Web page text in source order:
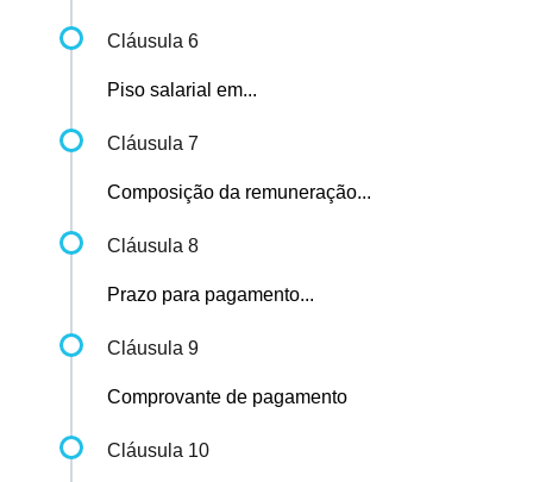
Cláusula 6
Piso salarial em...
Cláusula 7
Composição da remuneração...
Cláusula 8
Prazo para pagamento...
Cláusula 9
Comprovante de pagamento
Cláusula 10